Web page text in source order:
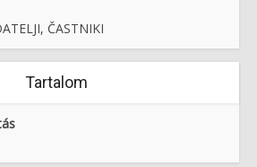
ČASTNIKI
Tartalom